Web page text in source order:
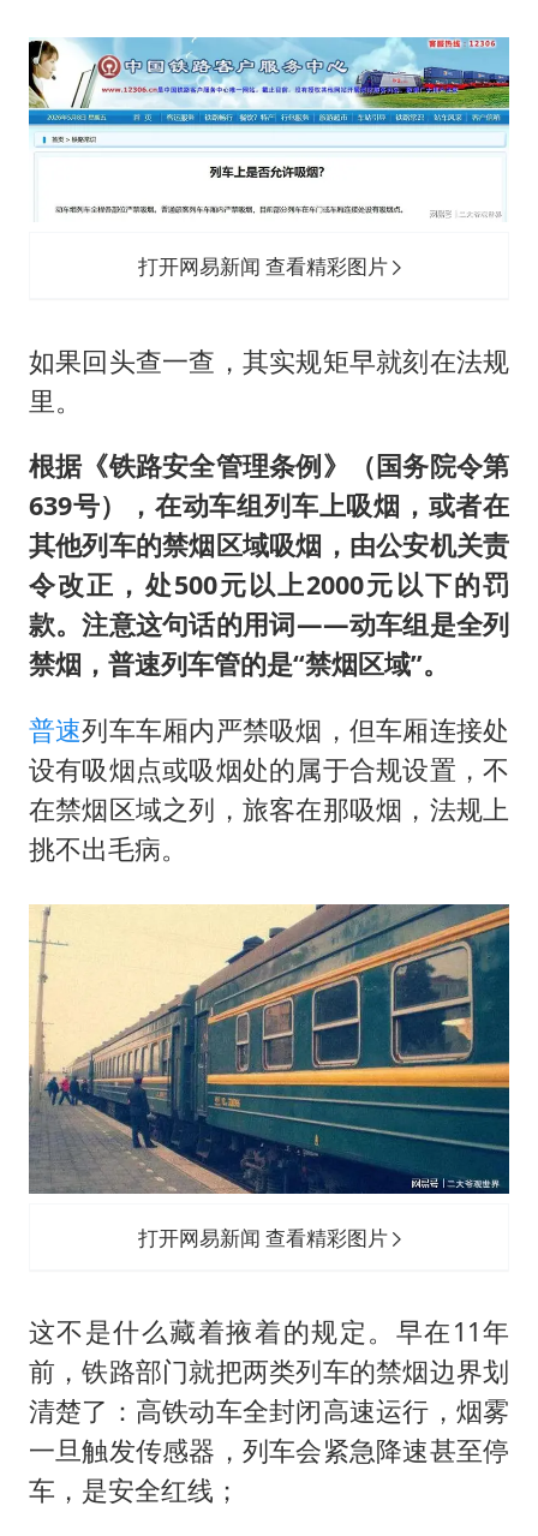
打开网易新闻 查看精彩图片
如果回头查一查，其实规矩早就刻在法规
里。
根据《铁路安全管理条例》（国务院令第
639号），在动车组列车上吸烟，或者在
其他列车的禁烟区域吸烟，由公安机关责
令改正，处500元以上2000元以下的罚
款。注意这句话的用词——动车组是全列
禁烟，普速列车管的是“禁烟区域”。
普速列车车厢内严禁吸烟，但车厢连接处
设有吸烟点或吸烟处的属于合规设置，不
在禁烟区域之列，旅客在那吸烟，法规上
挑不出毛病。
打开网易新闻 查看精彩图片
这不是什么藏着掖着的规定。早在11年
前，铁路部门就把两类列车的禁烟边界划
清楚了：高铁动车全封闭高速运行，烟雾
一旦触发传感器，列车会紧急降速甚至停
车，是安全红线；